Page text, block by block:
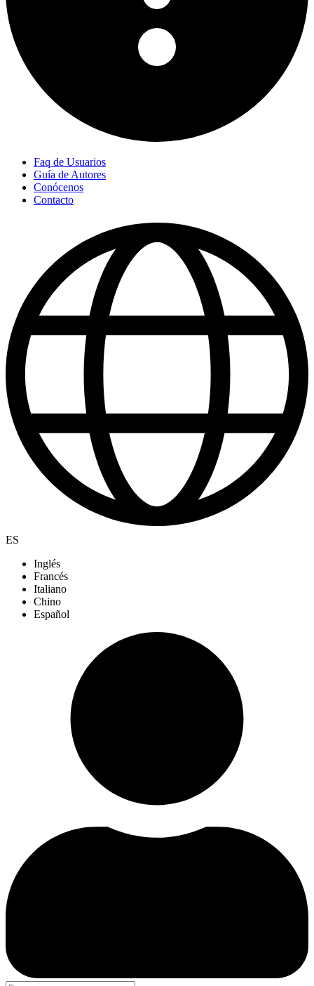
Faq de Usuarios
Guía de Autores
Conócenos
Contacto
ES
Inglés
Francés
Italiano
Chino
Español